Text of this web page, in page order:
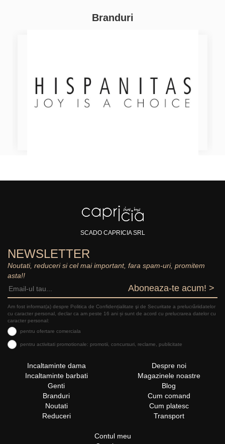
Branduri
SCADO CAPRICIA SRL
NEWSLETTER
Noutati, reduceri si cel mai important, fara spam-uri, promitem
asta!!
Aboneaza-te acum! >
Am fost informat(a) despre Politica de Confidențialitate şi de Securitate a prelucrăriidatelor
cu caracter personal, declar ca am peste 16 ani și sunt de acord cu prelucrarea datelor cu
caracter personal:
pentru ofertare comerciala
pentru activitati promotionale: promotii, concursuri, reclame, publicitate
Incaltaminte dama
Incaltaminte barbati
Genti
Branduri
Noutati
Reduceri
Despre noi
Magazinele noastre
Blog
Cum comand
Cum platesc
Transport
Contul meu